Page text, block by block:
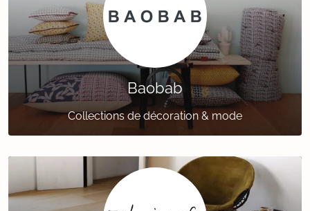
Baobab
Collections de décoration & mode